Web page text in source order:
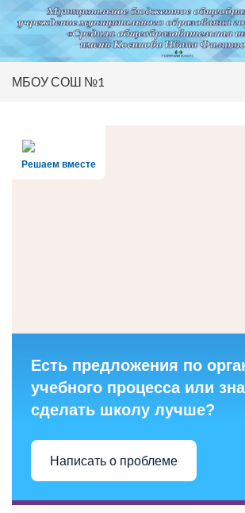
МБОУ СОШ №1
Решаем вместе
Есть предложения по
учебного процесса или
сделать школу лучше?
Написать о проблеме